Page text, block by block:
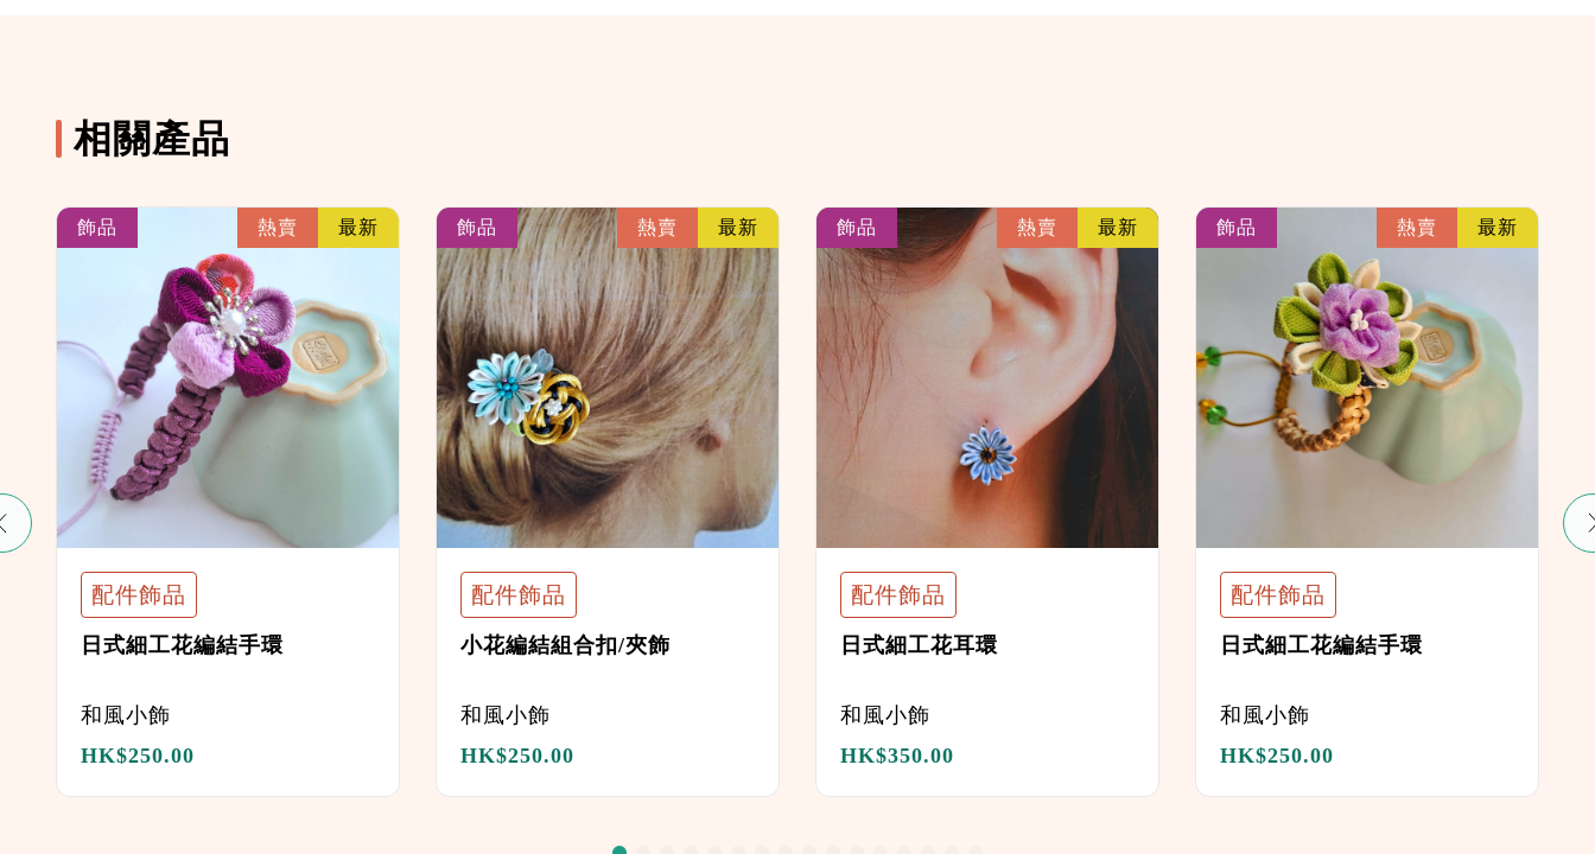
相關產品
飾品 熱賣 最新
配件飾品
日式細工花編結手環
和風小飾
HK$250.00
飾品 熱賣 最新
配件飾品
小花編結組合扣/夾飾
和風小飾
HK$250.00
飾品 熱賣 最新
配件飾品
日式細工花耳環
和風小飾
HK$350.00
飾品 熱賣 最新
配件飾品
日式細工花編結手環
和風小飾
HK$250.00
link link link link